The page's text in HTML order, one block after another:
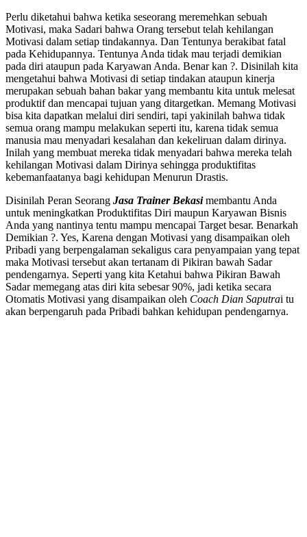
Perlu diketahui bahwa ketika seseorang meremehkan sebuah
Motivasi, maka Sadari bahwa Orang tersebut telah kehilangan
Motivasi dalam setiap tindakannya. Dan Tentunya berakibat fatal
pada Kehidupannya. Tentunya Anda tidak mau terjadi demikian
pada diri ataupun pada Karyawan Anda. Benar kan ?. Disinilah kita
mengetahui bahwa Motivasi di setiap tindakan ataupun kinerja
merupakan sebuah bahan bakar yang membantu kita untuk melesat
produktif dan mencapai tujuan yang ditargetkan. Memang Motivasi
bisa kita dapatkan melalui diri sendiri, tapi yakinilah bahwa tidak
semua orang mampu melakukan seperti itu, karena tidak semua
manusia mau menyadari kesalahan dan kekeliruan dalam dirinya.
Inilah yang membuat mereka tidak menyadari bahwa mereka telah
kehilangan Motivasi dalam Dirinya sehingga produktifitas
kebemanfaatanya bagi kehidupan Menurun Drastis.
Disinilah Peran Seorang Jasa Trainer Bekasimembantu Anda
untuk meningkatkan Produktifitas Diri maupun Karyawan Bisnis
Anda yang nantinya tentu mampu mencapai Target besar. Benarkah
Demikian ?. Yes, Karena dengan Motivasi yang disampaikan oleh
Pribadi yang berpengalaman sekaligus cara penyampaian yang tepat
maka Motivasi tersebut akan tertanam di Pikiran bawah Sadar
pendengarnya. Seperti yang kita Ketahui bahwa Pikiran Bawah
Sadar memegang atas diri kita sebesar 90%, jadi ketika secara
Otomatis Motivasi yang disampaikan oleh Coach Dian Saputrai tu
akan berpengaruh pada Pribadi bahkan kehidupan pendengarnya.